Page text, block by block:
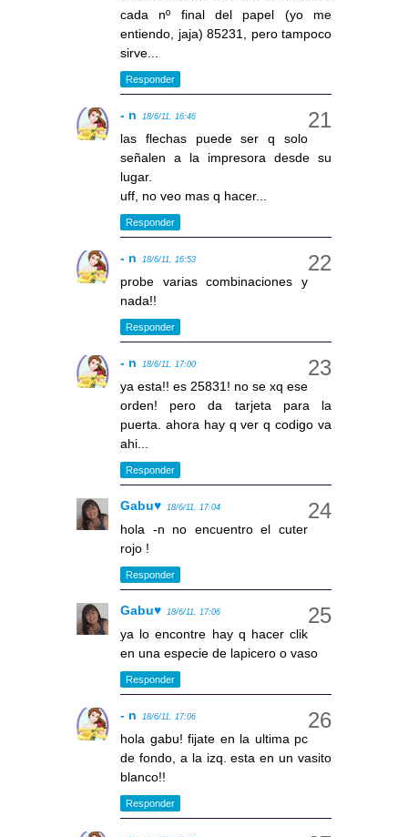
cada nº final del papel (yo me
entiendo, jaja) 85231, pero tampoco
sirve...
Responder
- n 18/6/11, 16:46
las flechas puede ser q solo
señalen a la impresora desde su
lugar.
uff, no veo mas q hacer...
Responder
- n 18/6/11, 16:53
probe varias combinaciones y
nada!!
Responder
- n 18/6/11, 17:00
ya esta!! es 25831! no se xq ese
orden! pero da tarjeta para la
puerta. ahora hay q ver q codigo va
ahi...
Responder
Gabu♥ 18/6/11, 17:04
hola -n no encuentro el cuter
rojo !
Responder
Gabu♥ 18/6/11, 17:06
ya lo encontre hay q hacer clik
en una especie de lapicero o vaso
Responder
- n 18/6/11, 17:06
hola gabu! fijate en la ultima pc
de fondo, a la izq. esta en un vasito
blanco!!
Responder